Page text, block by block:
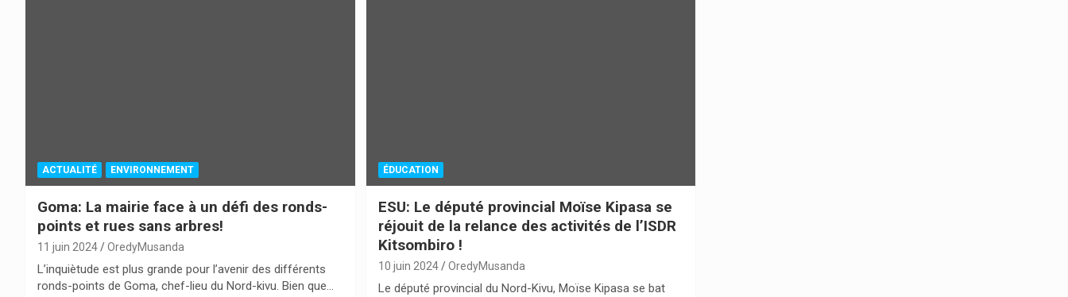
ACTUALITÉ ENVIRONNEMENT
Goma: La mairie face à un défi des ronds-
points et rues sans arbres!
11 juin 2024 OredyMusanda
L’inquiètude est plus grande pour l’avenir des différents
ronds-points de Goma, chef-lieu du Nord-kivu. Bien que…
ÉDUCATION
ESU: Le député provincial Moïse Kipasa se
réjouit de la relance des activités de l’ISDR
Kitsombiro !
10 juin 2024 OredyMusanda
Le député provincial du Nord-Kivu, Moïse Kipasa se bat